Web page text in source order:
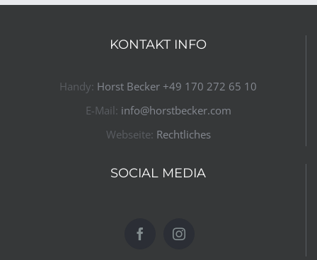
KONTAKT INFO
Handy: Horst Becker ​+49 170 272 65 10​
E-Mail: info@horstbecker.com
Webseite: Rechtliches
SOCIAL MEDIA